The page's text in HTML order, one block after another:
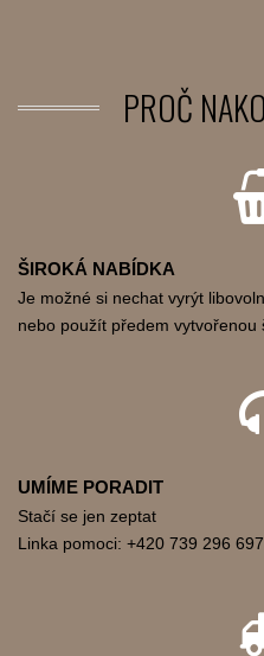
PROČ
ŠIROKÁ NABÍDKA
Je možné si nechat vyrýt
nebo použít předem vytvořenou
UMÍME PORADIT
Stačí se jen zeptat
Linka pomoci: +420 739 296 697